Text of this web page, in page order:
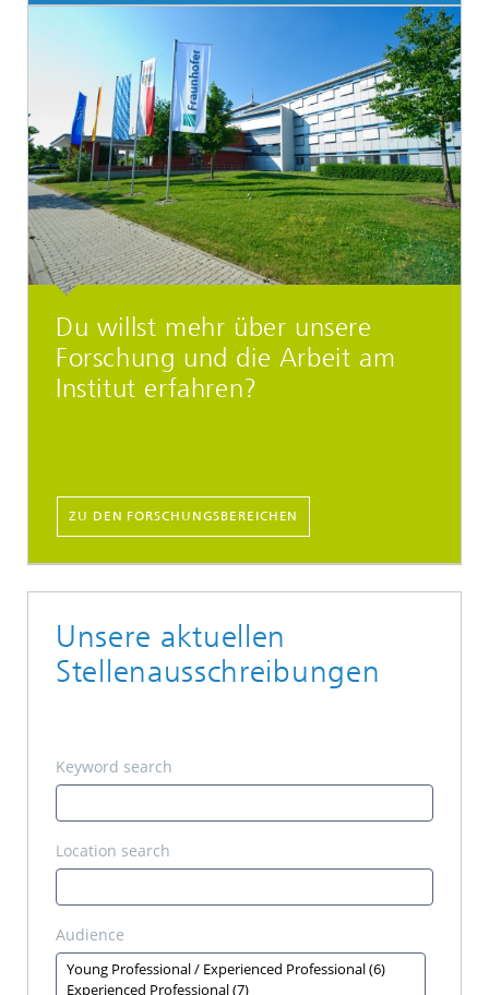
Du willst mehr über unsere
Forschung und die Arbeit am
Institut erfahren?
ZU DEN FORSCHUNGSBEREICHEN
Unsere aktuellen
Stellenausschreibungen